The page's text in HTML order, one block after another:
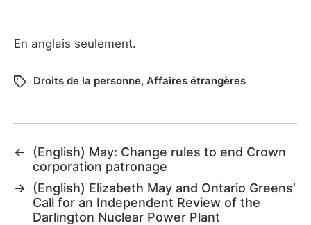
En anglais seulement.
Droits de la personne, Affaires étrangères
←
(English) May: Change rules to end Crown
corporation patronage
→ (English) Elizabeth May and Ontario Greens’
Call for an Independent Review of the
Darlington Nuclear Power Plant